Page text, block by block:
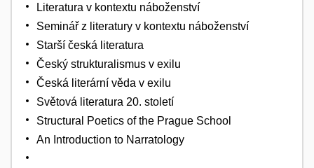
Literatura v kontextu náboženství
Seminář z literatury v kontextu náboženství
Starší česká literatura
Český strukturalismus v exilu
Česká literární věda v exilu
Světová literatura 20. století
Structural Poetics of the Prague School
An Introduction to Narratology